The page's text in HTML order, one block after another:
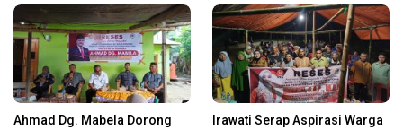
Ahmad Dg. Mabela Dorong
Irawati Serap Aspirasi Warga